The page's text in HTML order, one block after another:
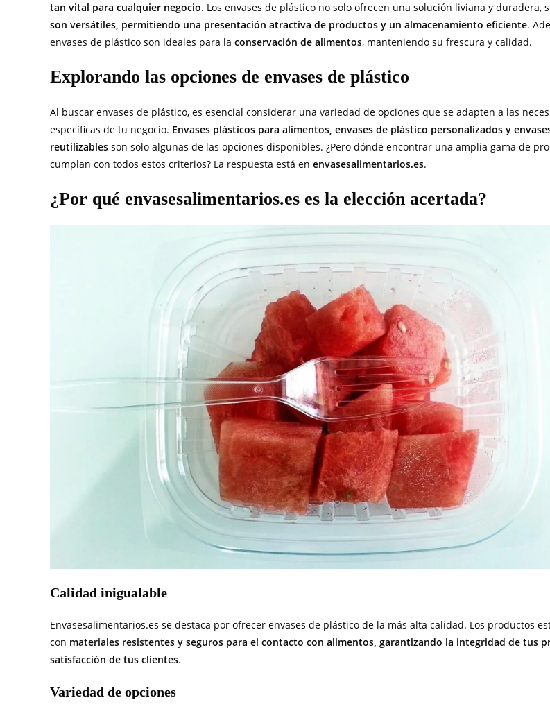
tan vital para cualquier negocio. Los envases de plástico no solo ofrecen una solución liviana y duradera,
son versátiles, permitiendo una presentación atractiva de productos y un almacenamiento eﬁciente.
envases de plástico son ideales para la conservación de alimentos, manteniendo su frescura y calidad.
Explorando las opciones de envases de plástico
Al buscar envases de plástico, es esencial considerar una variedad de opciones que se adapten a las
especíﬁcas de tu negocio. Envases plásticos para alimentos, envases de plástico personalizados y
reutilizables son solo algunas de las opciones disponibles. ¿Pero dónde encontrar una amplia gama de
cumplan con todos estos criterios? La respuesta está en envasesalimentarios.es.
¿Por qué envasesalimentarios.es es la elección acertada?
Calidad inigualable
Envasesalimentarios.es se destaca por ofrecer envases de plástico de la más alta calidad. Los productos
con materiales resistentes y seguros para el contacto con alimentos, garantizando la integridad de tus
satisfacción de tus clientes.
Variedad de opciones